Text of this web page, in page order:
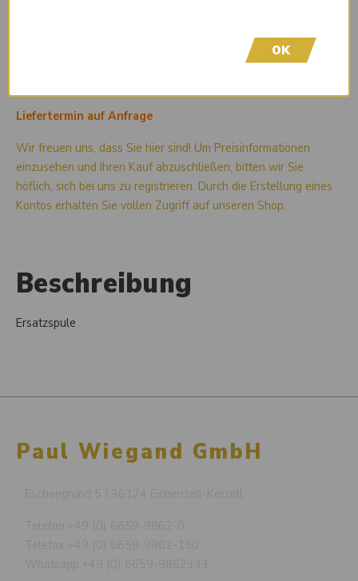
Liefertermin auf Anfrage
Wir freuen uns, dass Sie hier sind! Um Preisinformationen
einzusehen und Ihren Kauf abzuschließen, bitten wir Sie
höflich, sich bei uns zu registrieren. Durch die Erstellung eines
Kontos erhalten Sie vollen Zugriff auf unseren Shop.
Beschreibung
Ersatzspule
Paul Wiegand GmbH
OK